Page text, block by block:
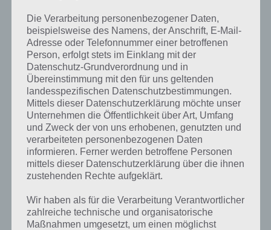
Du findest Lösungen auch ohne unsere Hilfe, indem du in der App
Münzen einsetzt. Da diese jedoch begrenzt sind, hast du hier stets
die Möglichkeit alle Antworten zu finden!
Die obige Lösung stimmt leider nicht mehr?
Wenn die Lösung, die wir dir oben vorgestellt haben, nicht mehr
aktuell sein sollte oder ein Wort in der Lösung von 94 Prozent fehlt,
so teile uns die korrekten Lösungen einfach in den Kommentaren
mit. Nur so können wir stets die aktuellen Antworten auf die
zahlreichen Fragen und Sachverhalte in der App geben. Da die
Entwickler die Lösungen immer mal wieder verändern.
Darum geht es bei 94%
Die Verarbeitung personenbezogener Daten,
beispielsweise des Namens, der Anschrift, E-Mail-
Adresse oder Telefonnummer einer betroffenen
Person, erfolgt stets im Einklang mit der
Datenschutz-Grundverordnung und in
Übereinstimmung mit den für uns geltenden
landesspezifischen Datenschutzbestimmungen.
Mittels dieser Datenschutzerklärung möchte unser
Unternehmen die Öffentlichkeit über Art, Umfang
und Zweck der von uns erhobenen, genutzten und
verarbeiteten personenbezogenen Daten
informieren. Ferner werden betroffene Personen
mittels dieser Datenschutzerklärung über die ihnen
zustehenden Rechte aufgeklärt.
Wir haben als für die Verarbeitung Verantwortlicher
zahlreiche technische und organisatorische
Maßnahmen umgesetzt, um einen möglichst